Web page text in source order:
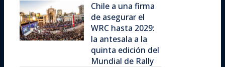
Chile a una firma
de asegurar el
WRC hasta 2029:
la antesala a la
quinta edición del
Mundial de Rally